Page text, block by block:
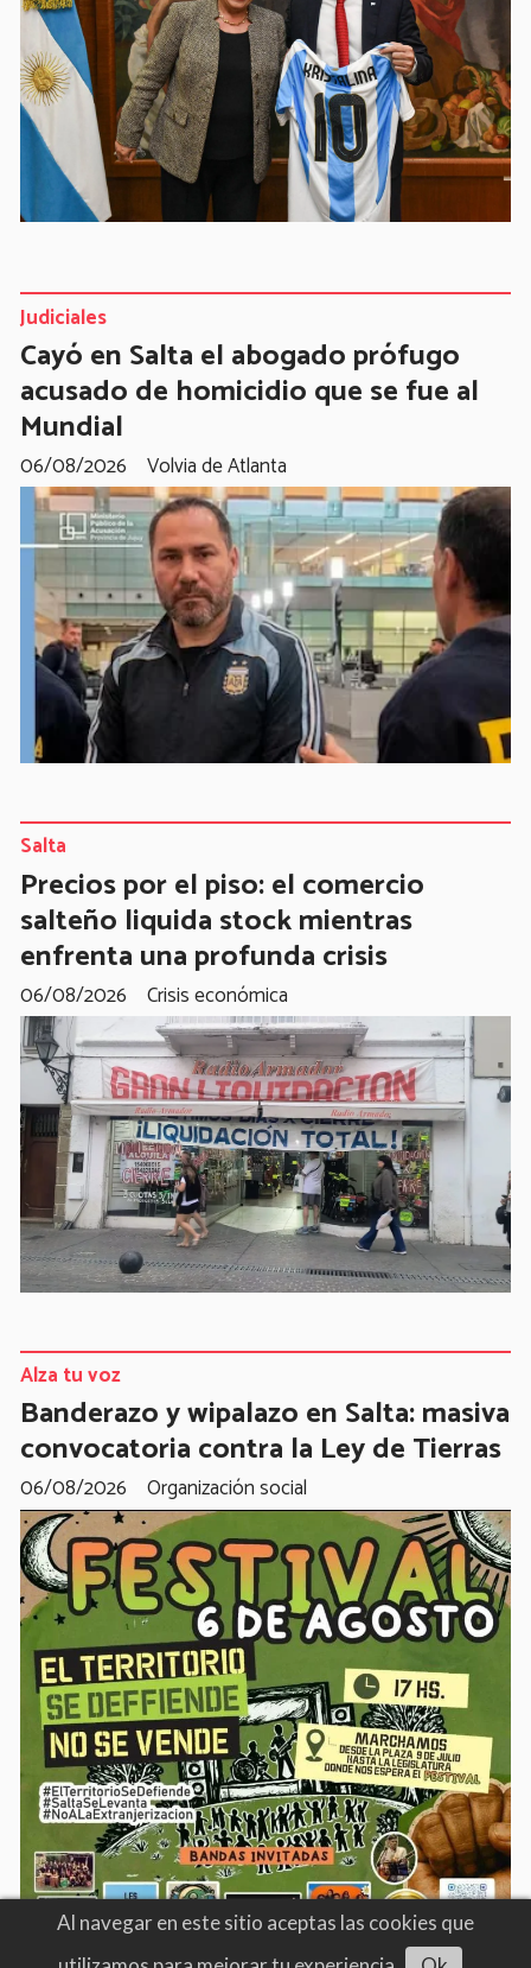
Cayó en Salta el abogado prófugo
acusado de homicidio que se fue al
Mundial
Volvia de Atlanta
Judiciales
06/08/2026
Precios por el piso: el comercio
salteño liquida stock mientras
enfrenta una profunda crisis
Crisis económica
Salta
06/08/2026
Banderazo y wipalazo en Salta: masiva
convocatoria contra la Ley de Tierras
Organización social
Alza tu voz
06/08/2026
Al navegar en este sitio aceptas las cookies que